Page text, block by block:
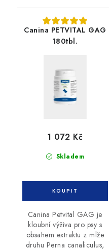
Canina PETVITAL GAG
180tbl.
Skladem
1 072 Kč
Canina Petvital GAG je
kloubní výživa pro psy s
obsahem extraktu z mlže
druhu Perna canaliculus,